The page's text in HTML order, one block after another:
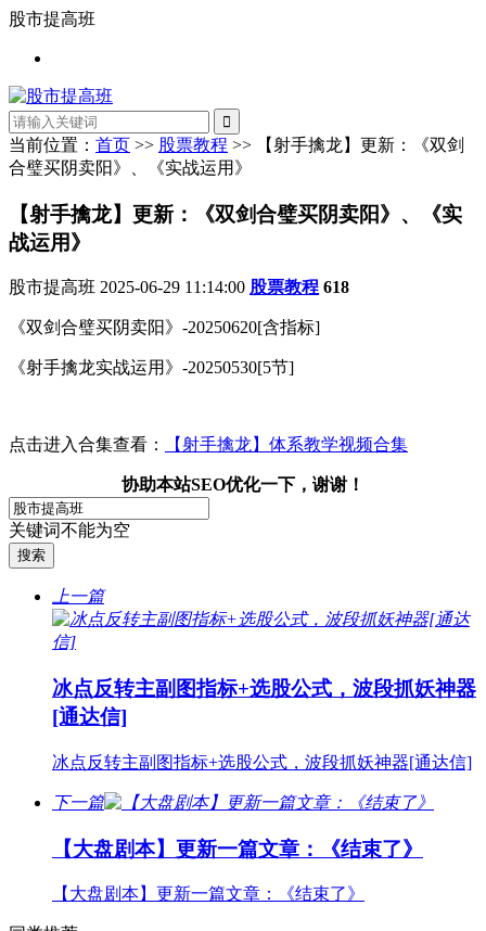
股市提高班
当前位置： 首页 >> 股票教程 >> 【射手擒龙】更新：《双剑
合璧买阴卖阳》、《实战运用》
【射手擒龙】更新：《双剑合璧买阴卖阳》、《实
战运用》
股市提高班 2025-06-29 11:14:00 股票教程 618
《双剑合璧买阴卖阳》-20250620[含指标]
《射手擒龙实战运用》-20250530[5节]
点击进入合集查看： 【射手擒龙】体系教学视频合集
协助本站SEO优化一下，谢谢！
关键词不能为空
上一篇
冰点反转主副图指标+选股公式，波段抓妖神器
[通达信]
冰点反转主副图指标+选股公式，波段抓妖神器[通达信]
下一篇
【大盘剧本】更新一篇文章：《结束了》
【大盘剧本】更新一篇文章：《结束了》